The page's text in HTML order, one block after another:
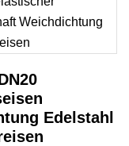
Edelstahl